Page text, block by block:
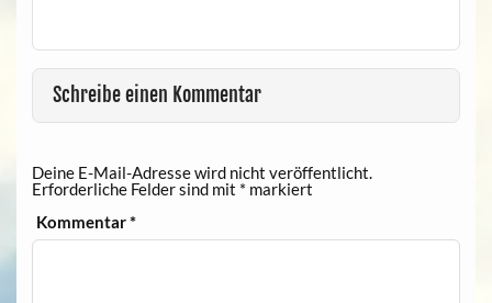
Schreibe einen Kommentar
Deine E-Mail-Adresse wird nicht veröffentlicht.
Erforderliche Felder sind mit * markiert
Kommentar*